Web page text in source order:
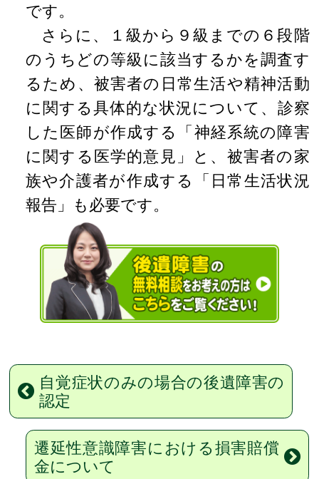
です。
さらに、１級から９級までの６段階
のうちどの等級に該当するかを調査す
るため、被害者の日常生活や精神活動
に関する具体的な状況について、診察
した医師が作成する「神経系統の障害
に関する医学的意見」と、被害者の家
族や介護者が作成する「日常生活状況
報告」も必要です。
自覚症状のみの場合の後遺障害の
認定
遷延性意識障害における損害賠償
金について